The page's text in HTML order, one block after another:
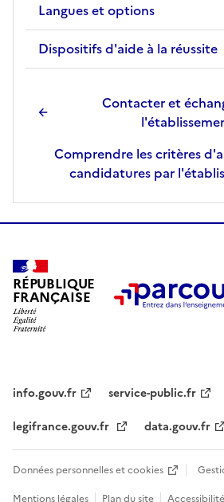
Langues et options
Dispositifs d'aide à la réussite
Contacter et
Comprendre les critères
candidatures par
RÉPUBLIQUE
FRANÇAISE
info.gouv.fr
service-public.fr
legifrance.gouv.fr
data.gouv.fr
Données personnelles et cookies
Mentions légales
Plan du site